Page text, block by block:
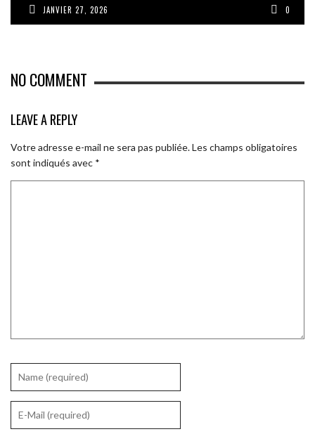
JANVIER 27, 2026 0
NO COMMENT
LEAVE A REPLY
Votre adresse e-mail ne sera pas publiée.Les champs obligatoires
sont indiqués avec *